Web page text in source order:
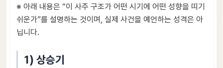
※ 아래 내용은 “이 사주 구조가 어떤 시기에 어떤 성향을 띠기
쉬운가”를 설명하는 것이며, 실제 사건을 예언하는 성격은 아
닙니다.
1) 상승기